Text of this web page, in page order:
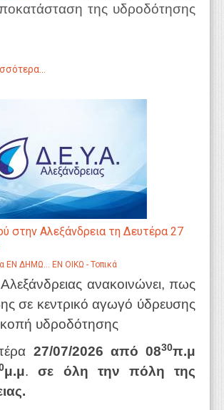
της υδροδότησης
στην Αλεξάνδρεια τη Δευτέρα 27
ΕΝ ΔΗΜΩ... ΕΝ ΟΙΚΩ - Τοπικά
ανακοινώνει, πως
σε κεντρικό αγωγό ύδρευσης
υδροδότησης
27/07/2026 από 0830π.μ
μ.μ.σε όλη την πόλη της